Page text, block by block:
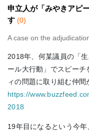
申立人が「みやきアピ
す (0)
A case on the
2018年、何某議員の「
ール大行動」でスピー
ィの問題に取り組む仲間
https://
2018
19年目になるという今